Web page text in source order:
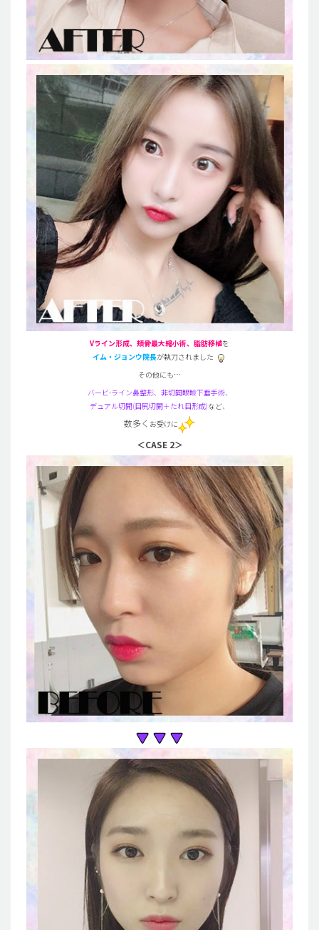
Vライン形成、頬骨最大縮小術、脂肪移植を
イム・ジョンウ院長が執刀されました
その他にも…
バービ-ライン鼻整形、非切開眼瞼下垂手術、
デュアル切開(目尻切開＋たれ目形成)など、
数多く お受けに
＜CASE 2＞